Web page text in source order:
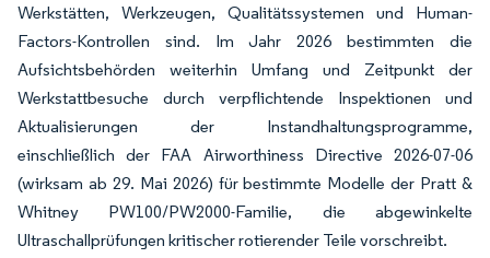
Werkstätten, Werkzeugen, Qualitätssystemen und Human-
Factors-Kontrollen sind. Im Jahr 2026 bestimmten die
Aufsichtsbehörden weiterhin Umfang und Zeitpunkt der
Werkstattbesuche durch verpflichtende Inspektionen und
Aktualisierungen der Instandhaltungsprogramme,
einschließlich der FAA Airworthiness Directive 2026-07-06
(wirksam ab 29. Mai 2026) für bestimmte Modelle der Pratt &
Whitney PW100/PW2000-Familie, die abgewinkelte
Ultraschallprüfungen kritischer rotierender Teile vorschreibt.